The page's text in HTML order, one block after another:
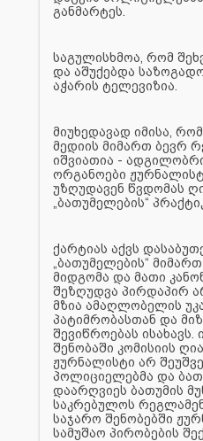
განმარტეს.
საგულისხმოა, რომ
და აშუქებდა
აჭარის ტელევიზია.
მიუხედავად იმისა,
მედიის მიმართ ბევრ
იშვიათია -
ორგანოები
უზღუდავენ წვდომას
„ბათუმელების“
ქარტიას აქვს
„ბათუმელების“
მიდგომა და მათი
შეზღუდვა პირდაპირ
მზია ამაღლობელის
პატიმრობასთან და
შევიწროებას
შენობაში კომისიის
ჟურნალისტი არ
პოლიციელებმა და
დაარღვიეს ბათუმის
საკრებულოს
საჯარო შენობებში
სამუშაო პირობების